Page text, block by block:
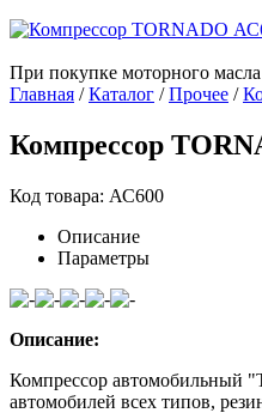
При покупке моторного масла
Главная /Каталог /Прочее /
Компрессор
Код товара: АС600
Описание
Параметры
Описание:
Компрессор автомобильный
автомобилей всех типов,